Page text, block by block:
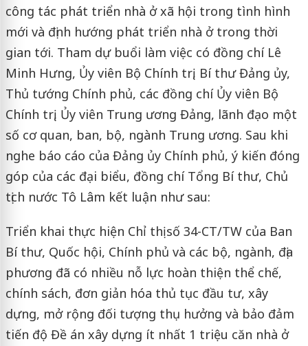
công tác phát triển nhà ở xã hội trong tình hình
mới và định hướng phát triển nhà ở trong thời
gian tới. Tham dự buổi làm việc có đồng chí Lê
Minh Hưng, Ủy viên Bộ Chính trị, Bí thư Đảng ủy,
Thủ tướng Chính phủ, các đồng chí Ủy viên Bộ
Chính trị, Ủy viên Trung ương Đảng, lãnh đạo một
số cơ quan, ban, bộ, ngành Trung ương. Sau khi
nghe báo cáo của Đảng ủy Chính phủ, ý kiến đóng
góp của các đại biểu, đồng chí Tổng Bí thư, Chủ
tịch nước Tô Lâm kết luận như sau:
Triển khai thực hiện Chỉ thị số 34-CT/TW của Ban
Bí thư, Quốc hội, Chính phủ và các bộ, ngành, địa
phương đã có nhiều nỗ lực hoàn thiện thể chế,
chính sách, đơn giản hóa thủ tục đầu tư, xây
dựng, mở rộng đối tượng thụ hưởng và bảo đảm
tiến độ Đề án xây dựng ít nhất 1 triệu căn nhà ở